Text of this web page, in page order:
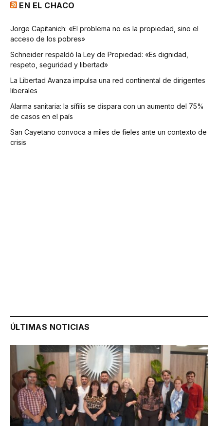
EN EL CHACO
Jorge Capitanich: «El problema no es la propiedad, sino el
acceso de los pobres»
Schneider respaldó la Ley de Propiedad: «Es dignidad,
respeto, seguridad y libertad»
La Libertad Avanza impulsa una red continental de dirigentes
liberales
Alarma sanitaria: la sífilis se dispara con un aumento del 75%
de casos en el país
San Cayetano convoca a miles de fieles ante un contexto de
crisis
ÚLTIMAS NOTICIAS